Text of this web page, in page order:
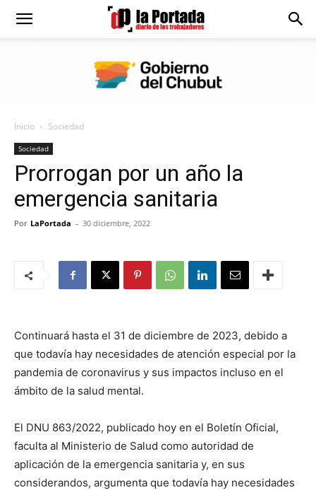
Diario
Portada
Inicio Sociedad
Sociedad
Prorrogan por un año la
emergencia sanitaria
Por LaPortada - 30 diciembre, 2022
Continuará hasta el 31 de diciembre de 2023, debido a
que todavía hay necesidades de atención especial por la
pandemia de coronavirus y sus impactos incluso en el
ámbito de la salud mental.
El DNU 863/2022, publicado hoy en el Boletín Oficial,
faculta al Ministerio de Salud como autoridad de
aplicación de la emergencia sanitaria y, en sus
considerandos, argumenta que todavía hay necesidades